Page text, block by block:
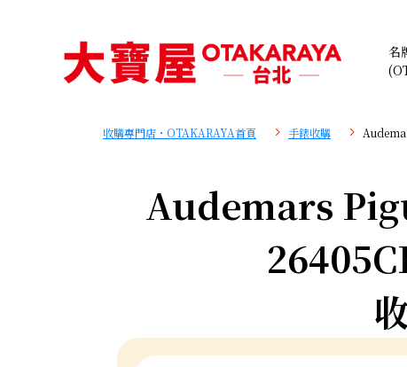
名
收購專門店・OTAKARAYA首頁 手錶收購
Audemars